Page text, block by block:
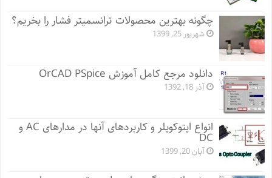
چگونه بهترین محصولات ترانسمیتر فشار را بخریم؟
شهریور 25, 1399
دانلود مرجع کامل آموزش OrCAD PSpice
آذر 18, 1392
انواع اپتوکوپلر و کاربردهای آنها در مدارهای AC و
DC
آبان 20, 1399